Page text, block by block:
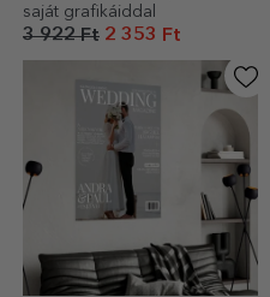
saját grafikáiddal
3 922 Ft 2 353 Ft